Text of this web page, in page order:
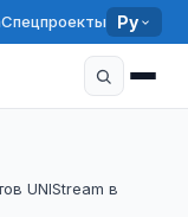
Спецпроекты Ру
UNIStream в